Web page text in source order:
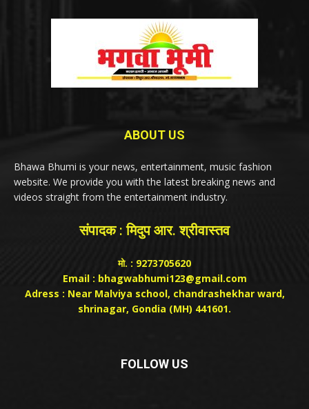
ABOUT US
Bhawa Bhumi is your news, entertainment, music fashion
website. We provide you with the latest breaking news and
videos straight from the entertainment industry.
संपादक : मिदुप आर. श्रीवास्तव
मो. : 9273705620
Email : bhagwabhumi123@gmail.com
Adress : Near Malviya school, chandrashekhar ward,
shrinagar, Gondia (MH) 441601.
FOLLOW US